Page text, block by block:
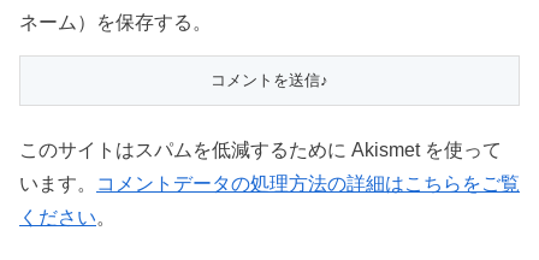
ネーム）を保存する。
このサイトはスパムを低減するために Akismet を使って
います。
コメントデータの処理方法の詳細はこちらをご覧
ください。